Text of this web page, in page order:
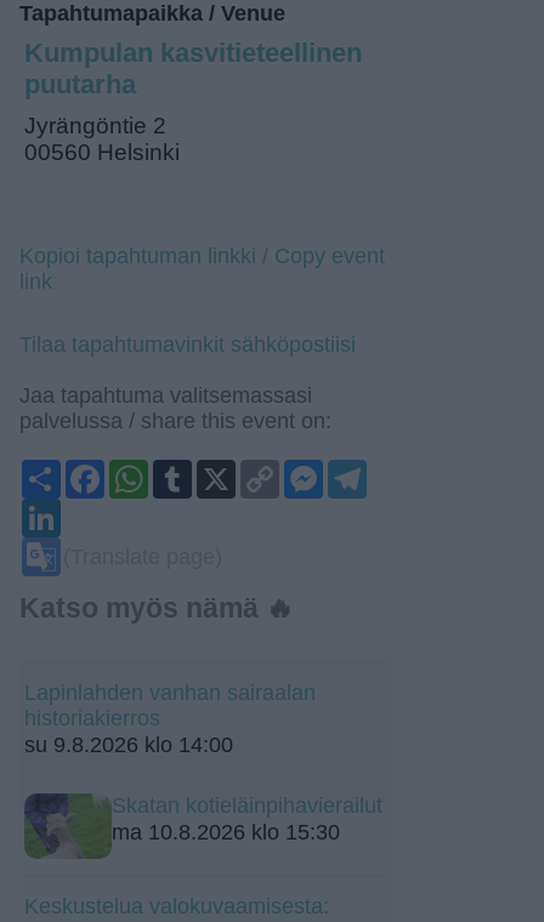
Tapahtumapaikka / Venue
Kumpulan kasvitieteellinen
puutarha
Jyrängöntie 2
00560 Helsinki
Kopioi tapahtuman linkki / Copy event
link
Tilaa tapahtumavinkit sähköpostiisi
Jaa tapahtuma valitsemassasi
palvelussa / share this event on:
ShareFacebook
WhatsApp
Tumblr
Copy
Link
Messenger
Katso myös nämä 🔥
Lapinlahden vanhan sairaalan
historiakierros
su 9.8.2026 klo 14:00
Skatan kotieläinpihavierailut
ma 10.8.2026 klo 15:30
Keskustelua valokuvaamisesta: